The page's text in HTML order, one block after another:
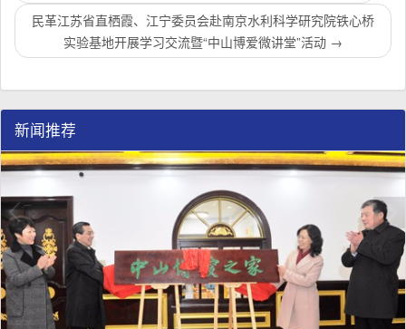
民革江苏省直栖霞、江宁委员会赴南京水利科学研究院铁心桥
实验基地开展学习交流暨“中山博爱微讲堂”活动 →
新闻推荐